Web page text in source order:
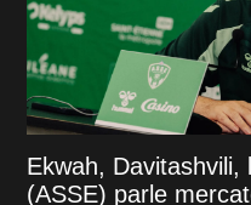
Ekwah,
(ASSE) parle